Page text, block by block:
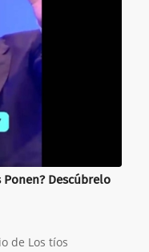
Descúbrelo
de Los tíos